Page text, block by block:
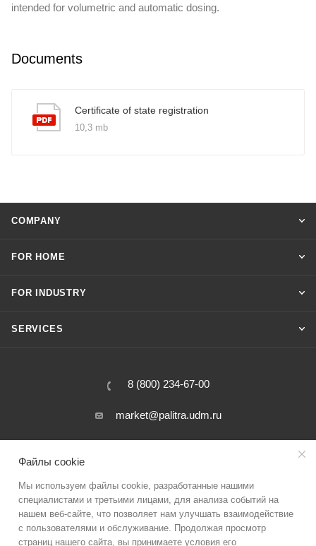
intended for volumetric and automatic dosing.
Documents
Certificate of state registration
10,3 mb
COMPANY
FOR HOME
FOR INDUSTRY
SERVICES
8 (800) 234-67-00
market@palitra.udm.ru
Файлы cookie
Мы используем файлы cookie, разработанные нашими
специалистами и третьими лицами, для анализа событий на
нашем веб-сайте, что позволяет нам улучшать взаимодействие
с пользователями и обслуживание. Продолжая просмотр
страниц нашего сайта, вы принимаете условия его